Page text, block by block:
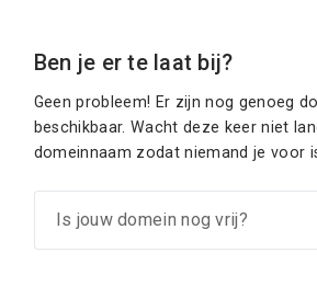
Ben je er te laat bij?
Geen probleem! Er zijn nog genoeg
beschikbaar. Wacht deze keer niet
domeinnaam zodat niemand je voor